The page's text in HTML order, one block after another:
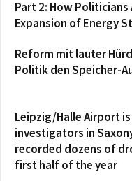
Part 2: How
Expansion of Energy
Reform mit lauter
Politik den Speicher-
Leipzig/Halle Airport
investigators in
recorded dozens of
first half of the year